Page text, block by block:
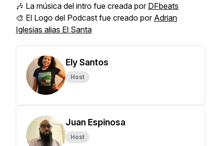
🎶 La música del intro fue creada por DFbeats
🎨 El Logo del Podcast fue creado por Adrian
Iglesias alias El Santa
Ely Santos
Host
Juan Espinosa
Host